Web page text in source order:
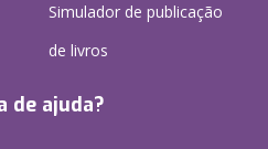
Simulador de publicação
de livros
de ajuda?